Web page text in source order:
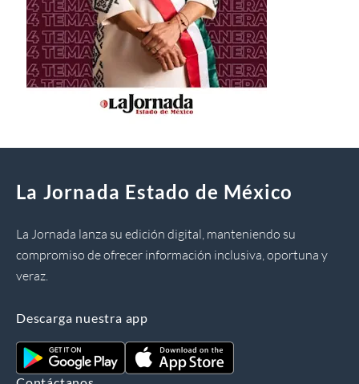
La Jornada Estado de México
La Jornada lanza su edición digital, manteniendo su
compromiso de ofrecer información inclusiva, oportuna y
veraz.
Descarga nuestra app